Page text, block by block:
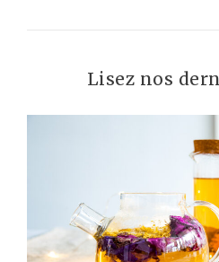
Lisez nos